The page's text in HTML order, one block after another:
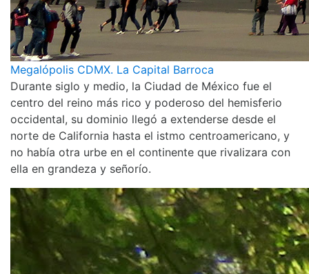
Megalópolis CDMX. La Capital Barroca
Durante siglo y medio, la Ciudad de México fue el
centro del reino más rico y poderoso del hemisferio
occidental, su dominio llegó a extenderse desde el
norte de California hasta el istmo centroamericano, y
no había otra urbe en el continente que rivalizara con
ella en grandeza y señorío.